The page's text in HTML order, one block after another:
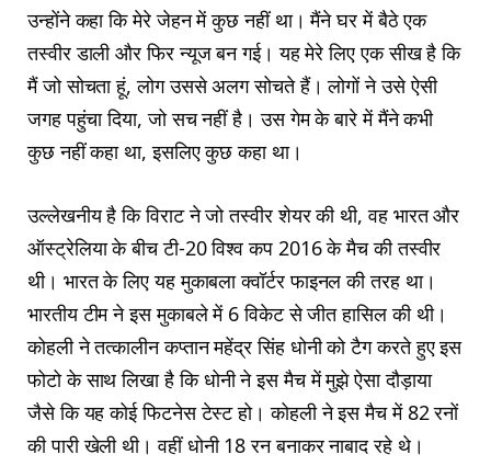
उन्होंने कहा कि मेरे जेहन में कुछ नहीं था। मैंने घर में बैठे एक
तस्वीर डाली और फिर न्यूज बन गई। यह मेरे लिए एक सीख है कि
मैं जो सोचता हूं, लोग उससे अलग सोचते हैं। लोगों ने उसे ऐसी
जगह पहुंचा दिया, जो सच नहीं है। उस गेम के बारे में मैंने कभी
कुछ नहीं कहा था, इसलिए कुछ कहा था।
उल्लेखनीय है कि विराट ने जो तस्वीर शेयर की थी, वह भारत और
ऑस्ट्रेलिया के बीच टी-20 विश्व कप 2016 के मैच की तस्वीर
थी। भारत के लिए यह मुकाबला क्वॉर्टर फाइनल की तरह था।
भारतीय टीम ने इस मुकाबले में 6 विकेट से जीत हासिल की थी।
कोहली ने तत्कालीन कप्तान महेंद्र सिंह धोनी को टैग करते हुए इस
फोटो के साथ लिखा है कि धोनी ने इस मैच में मुझे ऐसा दौड़ाया
जैसे कि यह कोई फिटनेस टेस्ट हो। कोहली ने इस मैच में 82 रनों
की पारी खेली थी। वहीं धोनी 18 रन बनाकर नाबाद रहे थे।